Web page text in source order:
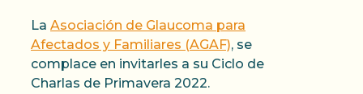
La Asociación de Glaucoma para
Afectados y Familiares (AGAF), se
complace en invitarles a su Ciclo de
Charlas de Primavera 2022.